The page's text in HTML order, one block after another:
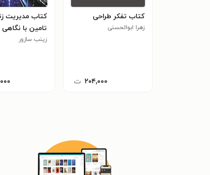
کتاب تفکر طراحی
زهرا ابوالحسنی
۲۰۴,۰۰۰ ت
کتاب مدیریت
تامین با نگاهی
انقلاب های
زینب سازور